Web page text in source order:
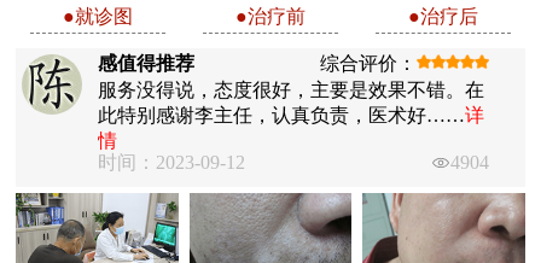
●就诊图 ●治疗前 ●治疗后
感值得推荐
综合评价：
服务没得说，态度很好，主要是效果不错。在
此特别感谢李主任，认真负责，医术好……详
情
时间：2023-09-12
4904